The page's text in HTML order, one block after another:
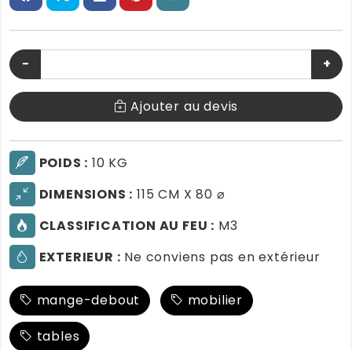
− +
Ajouter au devis
POIDS : 10 KG
DIMENSIONS : 115 CM X 80 ⌀
CLASSIFICATION AU FEU : M3
EXTERIEUR : Ne conviens pas en extérieur
mange-debout
mobilier
tables